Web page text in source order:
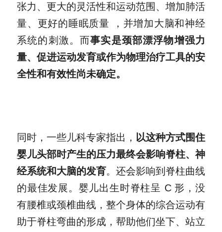
张力、更大的灵活性和运动范围、增加肺活
量、更好的睡眠质量 ，并增加大脑和神经
系统的刺激。而事实是颈部漂浮物增强力
量、促进运动发育或作为物理治疗工具的安
全性和有效性尚未确定。
同时，一些儿科专家指出， 以这种方式围住
婴儿头部时产生的压力最终会影响脊柱、神
经系统和大脑的发育。还会影响到脊柱曲线
的最佳发展。婴儿出生时脊柱呈 C 形，没
有腰椎或颈椎曲线，整个身体的综合运动有
助于脊柱弯曲的形成，帮助他们坐下、站立